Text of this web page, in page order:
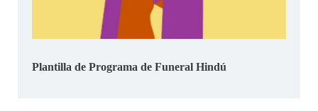
Plantilla de Programa de Funeral Hindú